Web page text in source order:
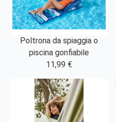
Poltrona da spiaggia o
piscina gonfiabile
11,99 €